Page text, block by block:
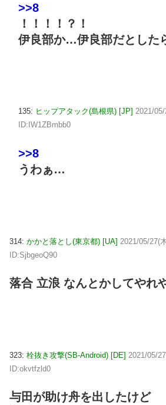
>>8
！！！！？！
伊良部か…伊良部だとした
135: ヒップアタック(島根県) [JP] 2021/
ID:IW1ZBmbb0
>>8
うわぁ…
314: かかと落とし(東京都) [UA] 2021/05/27(
ID:SjbgeoQ90
落合 立浪 なんとかしてやれや
323: 栓抜き攻撃(SB-Android) [DE] 2021/05/
ID:okvtfzld0
与田が助け舟を出したけど